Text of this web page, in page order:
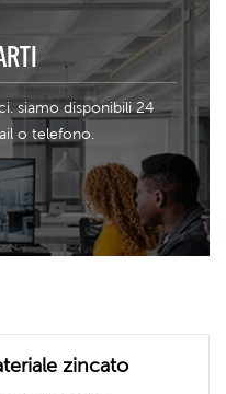
siamo disponibili 24
o telefono.
zincato